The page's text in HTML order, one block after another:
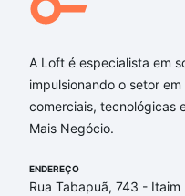
A Loft é especialista em
impulsionando o setor
comerciais, tecnológicas
Mais Negócio.
ENDEREÇO
Rua Tabapuã, 743 -